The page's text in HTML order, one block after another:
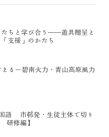
たちと学び合う――遊具贈呈と
支援」のかたち
るー碧南火力・青山高原風力
語 市邨発・生徒主体で切り
研修編】